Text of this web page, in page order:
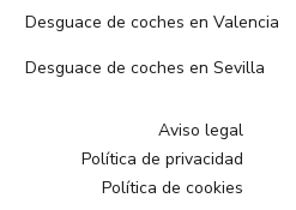
Desguace de coches en Valencia
Desguace de coches en Sevilla
Aviso legal
Política de privacidad
Política de cookies